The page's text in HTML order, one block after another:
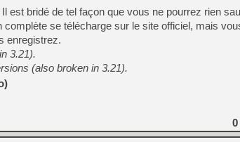
[Mo5] DOOM arrive en
[GK] Bethesda fête les 30
[GK] Roblox : l'action en
[GK] Agenda - GeForce
[GK] Devolver Digital en a
est bridé de tel façon que vous ne pourrez rien
se télécharge sur le site officiel, mais
enregistrez.
3.21).
(also broken in 3.21).
0